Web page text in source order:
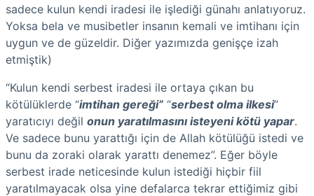
sadece kulun kendi iradesi ile işlediği günahı anlatıyoruz.
Yoksa bela ve musibetler insanın kemali ve imtihanı için
uygun ve de güzeldir. Diğer yazımızda genişçe izah
etmiştik)
“Kulun kendi serbest iradesi ile ortaya çıkan bu
kötülüklerde “imtihan gereği” “serbest olma ilkesi”
yaratıcıyı değil onun yaratılmasını isteyeni kötü yapar.
Ve sadece bunu yarattığı için de Allah kötülüğü istedi ve
bunu da zoraki olarak yarattı denemez”. Eğer böyle
serbest irade neticesinde kulun istediği hiçbir fiil
yaratılmayacak olsa yine defalarca tekrar ettiğimiz gibi